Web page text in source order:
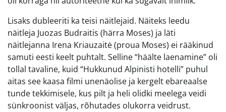
Lisaks dubleeriti ka teisi näitlejaid. Näiteks leedu
näitleja Juozas Budraitis (härra Moses) ja läti
näitlejanna Irena Kriauzaitė (proua Moses) ei rääkinud
samuti eesti keelt puhtalt. Selline “häälte laenamine” oli
tollal tavaline, kuid “Hukkunud Alpinisti hotelli” puhul
aitas see kaasa filmi unenäolise ja kergelt ebareaalse
tunde tekkimisele, kus pilt ja heli olidki meelega veidi
sünkroonist väljas, rõhutades olukorra veidrust.